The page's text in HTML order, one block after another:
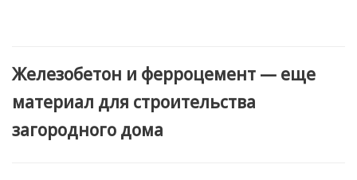
Железобетон и ферроцемент — еще
материал для строительства
загородного дома